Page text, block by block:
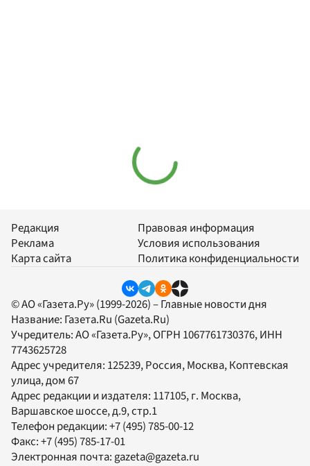
Редакция
Реклама
Карта сайта
Правовая информация
Условия использования
Политика конфиденциальности
© АО «Газета.Ру» (1999-2026) – Главные новости дня
Название: Газета.Ru (Gazeta.Ru)
Учредитель:АО «Газета.Ру», ОГРН 1067761730376, ИНН
7743625728
Адрес учредителя: 125239, Россия, Москва, Коптевская
улица, дом 67
Адрес редакции и издателя: 117105, г. Москва,
Варшавское шоссе, д.9, стр.1
Телефон редакции:+7 (495) 785-00-12
Факс:+7 (495) 785-17-01
Электронная почта:gazeta@gazeta.ru